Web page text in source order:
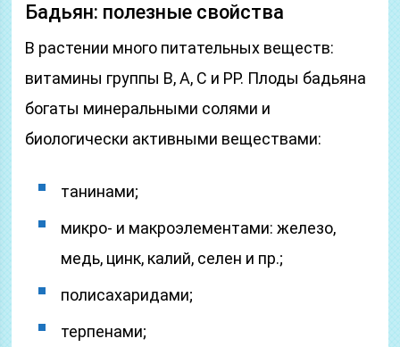
Бадьян: полезные свойства
В растении много питательных веществ:
витамины группы В, A, C и PP. Плоды бадьяна
богаты минеральными солями и
биологически активными веществами:
танинами;
микро- и макроэлементами: железо,
медь, цинк, калий, селен и пр.;
полисахаридами;
терпенами;